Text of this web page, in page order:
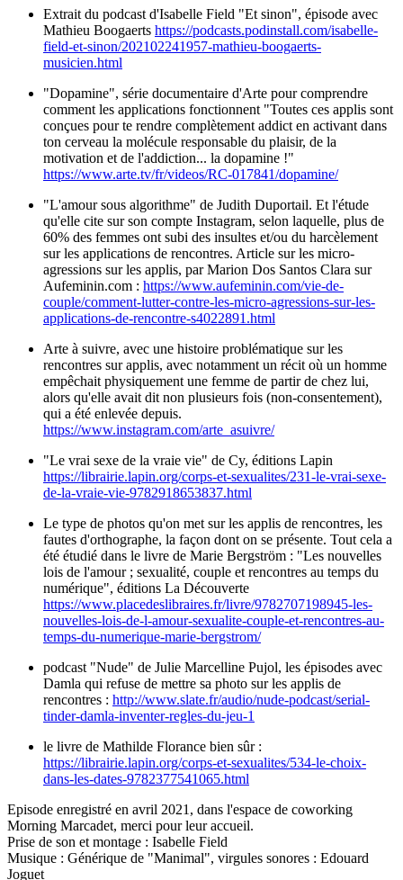
Extrait du podcast d'Isabelle Field "Et sinon", épisode avec
Mathieu Boogaerts https://podcasts.podinstall.com/isabelle-
field-et-sinon/202102241957-mathieu-boogaerts-
musicien.html
"Dopamine", série documentaire d'Arte pour comprendre
comment les applications fonctionnent "Toutes ces applis sont
conçues pour te rendre complètement addict en activant dans
ton cerveau la molécule responsable du plaisir, de la
motivation et de l'addiction... la dopamine !"
https://www.arte.tv/fr/videos/RC-017841/dopamine/
"L'amour sous algorithme" de Judith Duportail. Et l'étude
qu'elle cite sur son compte Instagram, selon laquelle, plus de
60% des femmes ont subi des insultes et/ou du harcèlement
sur les applications de rencontres. Article sur les micro-
agressions sur les applis, par Marion Dos Santos Clara sur
Aufeminin.com : https://www.aufeminin.com/vie-de-
couple/comment-lutter-contre-les-micro-agressions-sur-les-
applications-de-rencontre-s4022891.html
Arte à suivre, avec une histoire problématique sur les
rencontres sur applis, avec notamment un récit où un homme
empêchait physiquement une femme de partir de chez lui,
alors qu'elle avait dit non plusieurs fois (non-consentement),
qui a été enlevée depuis.
https://www.instagram.com/arte_asuivre/
"Le vrai sexe de la vraie vie" de Cy, éditions Lapin
https://librairie.lapin.org/corps-et-sexualites/231-le-vrai-sexe-
de-la-vraie-vie-9782918653837.html
Le type de photos qu'on met sur les applis de rencontres, les
fautes d'orthographe, la façon dont on se présente. Tout cela a
été étudié dans le livre de Marie Bergström : "Les nouvelles
lois de l'amour ; sexualité, couple et rencontres au temps du
numérique", éditions La Découverte
https://www.placedeslibraires.fr/livre/9782707198945-les-
nouvelles-lois-de-l-amour-sexualite-couple-et-rencontres-au-
temps-du-numerique-marie-bergstrom/
podcast "Nude" de Julie Marcelline Pujol, les épisodes avec
Damla qui refuse de mettre sa photo sur les applis de
rencontres : http://www.slate.fr/audio/nude-podcast/serial-
tinder-damla-inventer-regles-du-jeu-1
le livre de Mathilde Florance bien sûr :
https://librairie.lapin.org/corps-et-sexualites/534-le-choix-
dans-les-dates-9782377541065.html
Episode enregistré en avril 2021, dans l'espace de coworking
Morning Marcadet, merci pour leur accueil.
Prise de son et montage : Isabelle Field
Musique : Générique de "Manimal", virgules sonores : Edouard
Joguet